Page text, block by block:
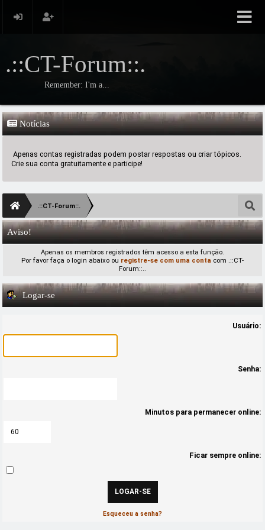
.::CT-Forum::.
Remember: I'm a...
Notícias
Apenas contas registradas podem postar respostas ou criar tópicos.
Crie sua conta gratuitamente e participe!
.::CT-Forum::.
Aviso!
Apenas os membros registrados têm acesso a esta função.
Por favor faça o login abaixo ou registre-se com uma conta com .::CT-
Forum::..
Logar-se
Usuário:
Senha:
Minutos para permanecer online:
Ficar sempre online:
Esqueceu a senha?